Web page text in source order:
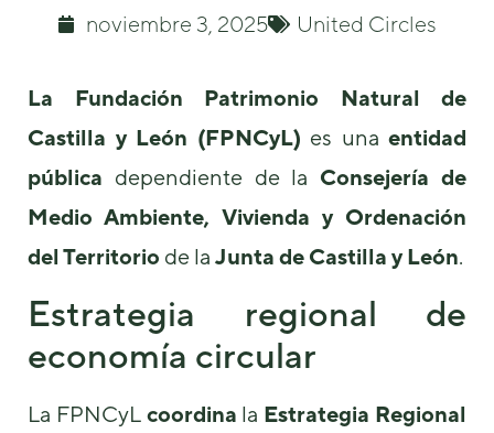
noviembre 3, 2025 United Circles
La Fundación Patrimonio Natural de
Castilla y León (FPNCyL) es una entidad
pública dependiente de la Consejería de
Medio Ambiente, Vivienda y Ordenación
del Territorio de la Junta de Castilla y León.
Estrategia regional de
economía circular
La FPNCyL coordina la Estrategia Regional
Necesarias
Estas
opcionales.